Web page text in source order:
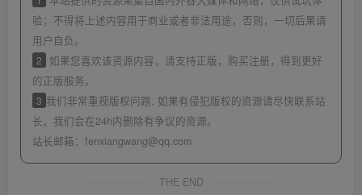
验；不得将上述内容用于商业或者非法用途，否则，一切后果请
用户自负。
2
如果您喜欢该资源内容，请支持正版，购买注册，得到更好
的正版服务。
3 我们非常重视版权问题, 如果有侵犯版权的资源请尽快联系站
长，我们会在24h内删除有争议的资源。
站长邮箱： fenxiangwang@qq.com
THE END